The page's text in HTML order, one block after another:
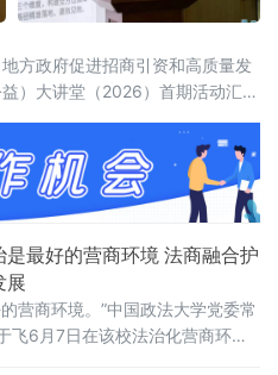
方政府促进招商引资和高质量发
）大讲堂（2026）首期活动汇聚
前沿与实践路径。中国政法大学
委员、中国政法
是最好的营商环境 法商融合护
展
营商环境。”中国政法大学党委常
飞6月7日在该校法治化营商环境